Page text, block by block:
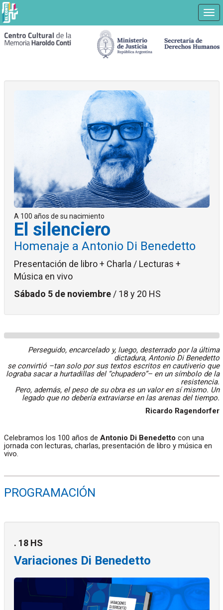
A 100 años de su nacimiento
El silenciero
Homenaje a Antonio Di Benedetto
Presentación de libro + Charla / Lecturas +
Música en vivo
Sábado 5 de noviembre / 18 y 20 HS
Perseguido, encarcelado y, luego, desterrado por la última
dictadura, Antonio Di Benedetto
se convirtió –tan solo por sus textos escritos en cautiverio que
lograba sacar a hurtadillas del “chupadero”– en un símbolo de la
resistencia.
Pero, además, el peso de su obra es un valor en sí mismo. Un
legado que no debería extraviarse en las arenas del tiempo.
Ricardo Ragendorfer
Celebramos los 100 años de Antonio Di Benedetto con una
jornada con lecturas, charlas, presentación de libro y música en
vivo.
PROGRAMACIÓN
. 18 HS
Variaciones Di Benedetto